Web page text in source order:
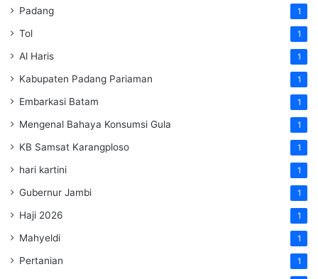
Padang 1
Tol 1
Al Haris 1
Kabupaten Padang Pariaman 1
Embarkasi Batam 1
Mengenal Bahaya Konsumsi Gula 1
KB Samsat Karangploso 1
hari kartini 1
Gubernur Jambi 1
Haji 2026 1
Mahyeldi 1
Pertanian 1